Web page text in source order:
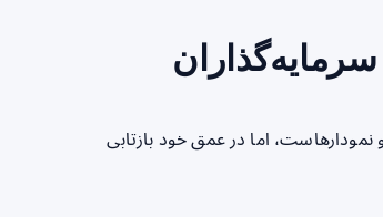
سرمایه‌گذاران
و نمودارهاست، اما در عمق خود بازتابی